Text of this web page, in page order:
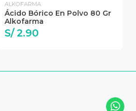
ALKOFARMA
Ácido Bórico En Polvo 80 Gr
Alkofarma
S/ 2.90